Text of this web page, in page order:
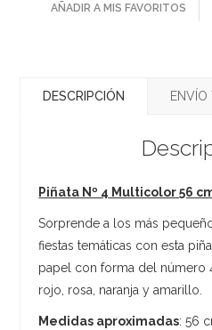
AÑADIR A MIS FAVORITOS
DESCRIPCIÓN ENVÍO
Piñata Nº 4 Multicolor 56
Sorprende a los más
fiestas temáticas con esta
papel con forma del número
rojo, rosa, naranja y amarillo.
Medidas aproximadas: 56